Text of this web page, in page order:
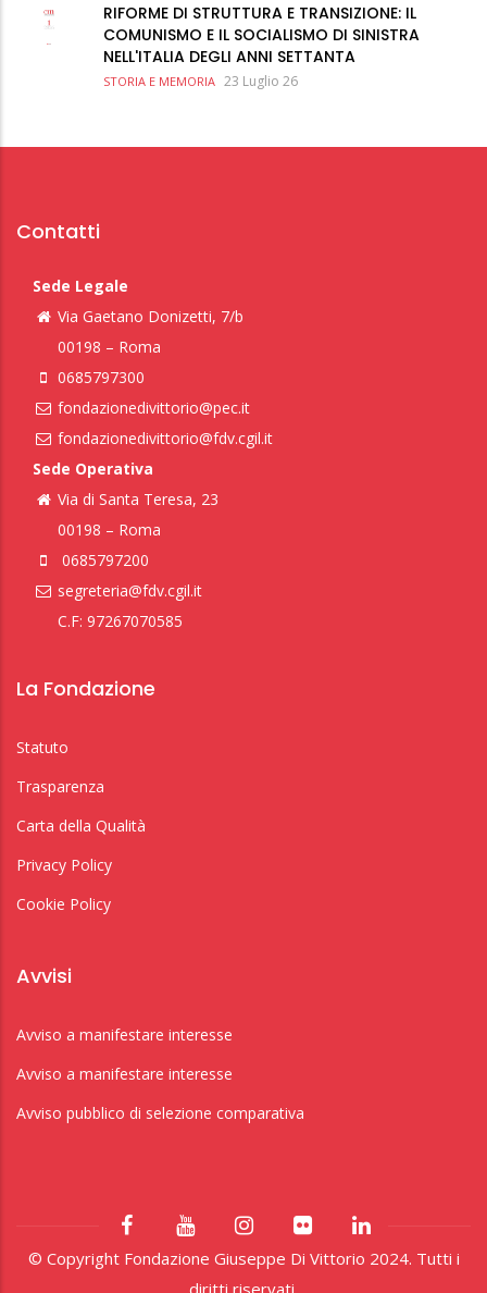
RIFORME DI STRUTTURA E TRANSIZIONE: IL
COMUNISMO E IL SOCIALISMO DI SINISTRA
NELL'ITALIA DEGLI ANNI SETTANTA
STORIA E MEMORIA 23 Luglio 26
Contatti
Sede Legale
Via Gaetano Donizetti, 7/b
00198 – Roma
0685797300
fondazionedivittorio@pec.it
fondazionedivittorio@fdv.cgil.it
Sede Operativa
Via di Santa Teresa, 23
00198 – Roma
0685797200
segreteria@fdv.cgil.it
C.F: 97267070585
La Fondazione
Statuto
Trasparenza
Carta della Qualità
Privacy Policy
Cookie Policy
Avvisi
Avviso a manifestare interesse
Avviso a manifestare interesse
Avviso pubblico di selezione comparativa
© Copyright Fondazione Giuseppe Di Vittorio 2024. Tutti i
diritti riservati.